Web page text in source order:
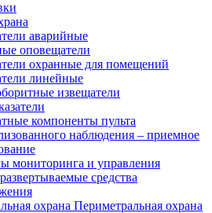
аварийные
оповещатели
охранные для помещений
линейные
извещатели
компоненты пульта
наблюдения – приемное
мониторинга и управления
средства
Периметральная охрана